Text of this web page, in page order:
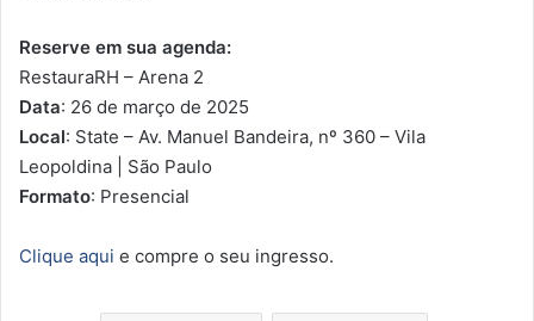
Reserve em sua agenda:
RestauraRH – Arena 2
Data: 26 de março de 2025
Local: State – Av. Manuel Bandeira, nº 360 – Vila
Leopoldina | São Paulo
Formato: Presencial
Clique aqui e compre o seu ingresso.